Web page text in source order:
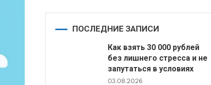
ПОСЛЕДНИЕ ЗАПИСИ
Как взять 30 000 рублей
без лишнего стресса и не
запутаться в условиях
03.08.2026